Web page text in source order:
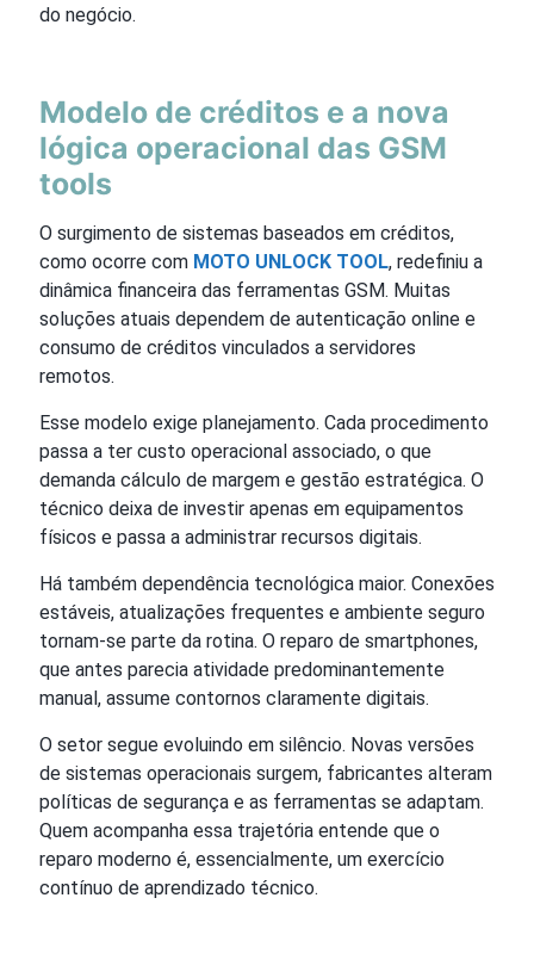
do negócio.
Modelo de créditos e a nova
lógica operacional das GSM
tools
O surgimento de sistemas baseados em créditos,
como ocorre com MOTO UNLOCK TOOL, redefiniu a
dinâmica financeira das ferramentas GSM. Muitas
soluções atuais dependem de autenticação online e
consumo de créditos vinculados a servidores
remotos.
Esse modelo exige planejamento. Cada procedimento
passa a ter custo operacional associado, o que
demanda cálculo de margem e gestão estratégica. O
técnico deixa de investir apenas em equipamentos
físicos e passa a administrar recursos digitais.
Há também dependência tecnológica maior. Conexões
estáveis, atualizações frequentes e ambiente seguro
tornam-se parte da rotina. O reparo de smartphones,
que antes parecia atividade predominantemente
manual, assume contornos claramente digitais.
O setor segue evoluindo em silêncio. Novas versões
de sistemas operacionais surgem, fabricantes alteram
políticas de segurança e as ferramentas se adaptam.
Quem acompanha essa trajetória entende que o
reparo moderno é, essencialmente, um exercício
contínuo de aprendizado técnico.